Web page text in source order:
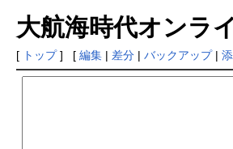
大航海時代オンラ
[ トップ] [ 編集| 差分| バックアップ|